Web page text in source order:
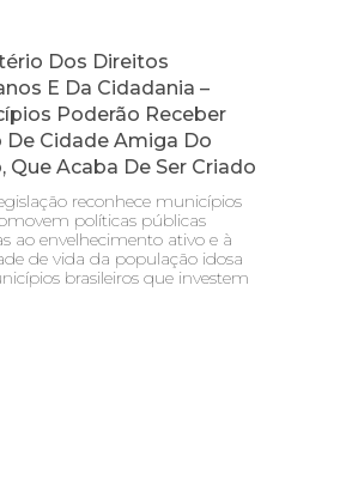
Dos Direitos
E Da Cidadania –
Poderão Receber
De Cidade Amiga Do
Que Acaba De Ser Criado
reconhece municípios
políticas públicas
ao envelhecimento ativo e à
de vida da população idosa
brasileiros que investem